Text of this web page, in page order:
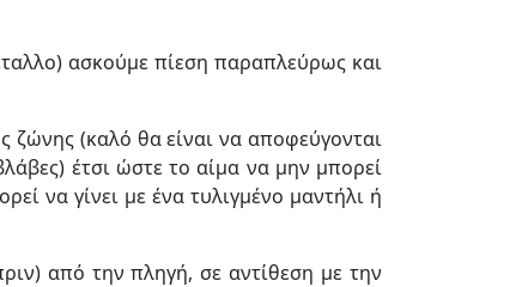
ασκούμε πίεση παραπλεύρως και
ζώνης (καλό θα είναι να αποφεύγονται
έτσι ώστε το αίμα να μην μπορεί
να γίνει με ένα τυλιγμένο μαντήλι ή
από την πληγή, σε αντίθεση με την